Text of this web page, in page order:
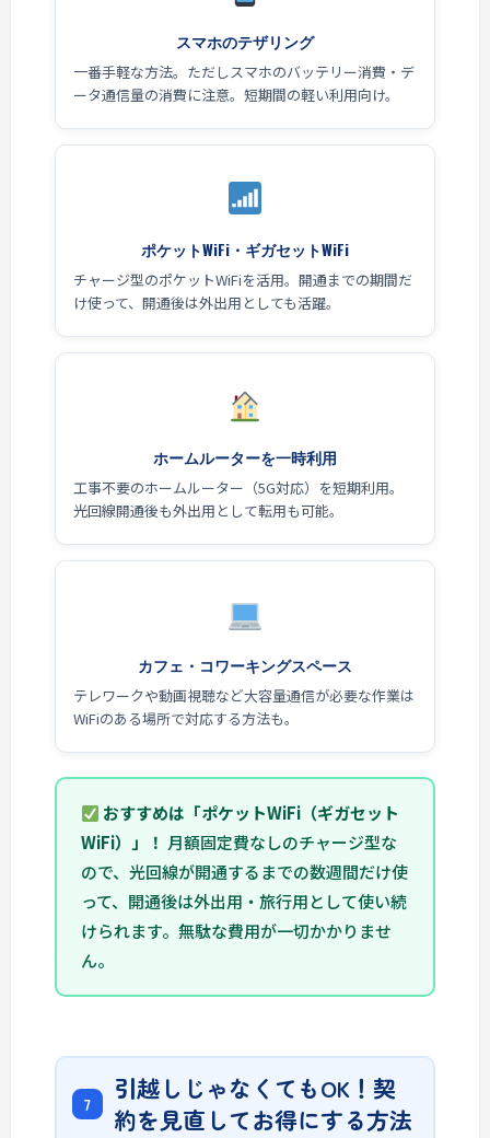
スマホのテザリング
一番手軽な方法。ただしスマホのバッテリー消費・デ
ータ通信量の消費に注意。短期間の軽い利用向け。
ポケットWiFi・ギガセットWiFi
チャージ型のポケットWiFiを活用。開通までの期間だ
け使って、開通後は外出用としても活躍。
ホームルーターを一時利用
工事不要のホームルーター（5G対応）を短期利用。
光回線開通後も外出用として転用も可能。
カフェ・コワーキングスペース
テレワークや動画視聴など大容量通信が必要な作業は
WiFiのある場所で対応する方法も。
おすすめは「ポケットWiFi（ギガセット
WiFi）」！ 月額固定費なしのチャージ型な
ので、光回線が開通するまでの数週間だけ使
って、開通後は外出用・旅行用として使い続
けられます。無駄な費用が一切かかりませ
ん。
引越しじゃなくてもOK！契
約を見直してお得にする方法